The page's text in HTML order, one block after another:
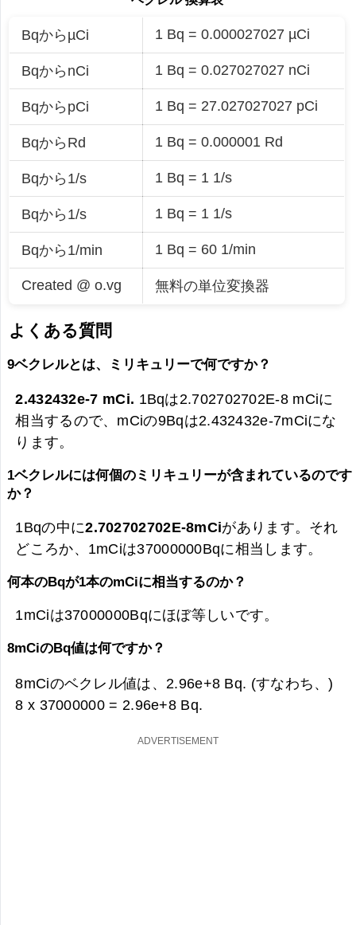
BqからµCi 1 Bq = 0.000027027 µCi
BqからnCi 1 Bq = 0.027027027 nCi
BqからpCi 1 Bq = 27.027027027 pCi
BqからRd 1 Bq = 0.000001 Rd
Bqから1/s 1 Bq = 1 1/s
Bqから1/s 1 Bq = 1 1/s
Bqから1/min 1 Bq = 60 1/min
Created @ o.vg 無料の単位変換器
よくある質問
9ベクレルとは、ミリキュリーで何ですか？
2.432432e-7 mCi. 1Bqは2.702702702E-8 mCiに
相当するので、mCiの9Bqは2.432432e-7mCiにな
ります。
1ベクレルには何個のミリキュリーが含まれているのです
か？
1Bqの中に2.702702702E-8mCiがあります。それ
どころか、1mCiは37000000Bqに相当します。
何本のBqが1本のmCiに相当するのか？
1mCiは37000000Bqにほぼ等しいです。
8mCiのBq値は何ですか？
8mCiのベクレル値は、 2.96e+8 Bq. (すなわち、)
8 x 37000000 = 2.96e+8 Bq.